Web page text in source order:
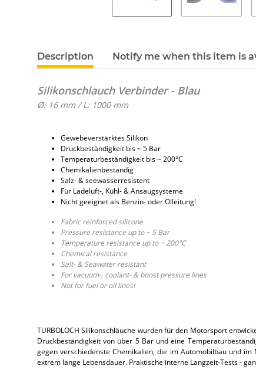
Description Notify me when this item is
Silikonschlauch Verbinder - Blau
Ø: 16 mm / L: 1000 mm
Gewebeverstärktes Silikon
Druckbeständigkeit bis ~ 5 Bar
Temperaturbeständigkeit bis ~ 200°C
Chemikalienbeständig
Salz- & seewasserresistent
Für Ladeluft-, Kühl- & Ansaugsysteme
Nicht geeignet als Benzin- oder Ölleitung!
Fabric reinforced silicone
Pressure resistance up to ~ 5 Bar
Temperature resistance up to ~ 200°C
Chemical resistance
Salt- & Seawater resistant
For vacuum-, coolant- & boost pressure lines
Not for fuel or oil lines!
TURBOLOCH Silikonschläuche wurden für den Motorsport
Druckbeständigkeit von über 5 Bar und eine
gegen verschiedenste Chemikalien, die im Automobilbau und
extrem lange Lebensdauer. Praktische interne Langzeit-Tests -